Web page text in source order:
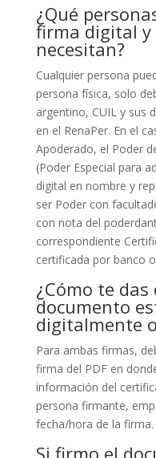
¿Qué
firma digital y
necesitan?
Cualquier persona
persona física, solo
argentino, CUIL y sus
en el RenaPer. En el
Apoderado, el Poder
(Poder Especial para
digital en nombre y
ser Poder con
con nota del
correspondiente
certificada por banco
¿Cómo te
documento
digitalmente
Para ambas firmas,
firma del PDF en
información del
persona firmante,
fecha/hora de la firma.
Si firmo el